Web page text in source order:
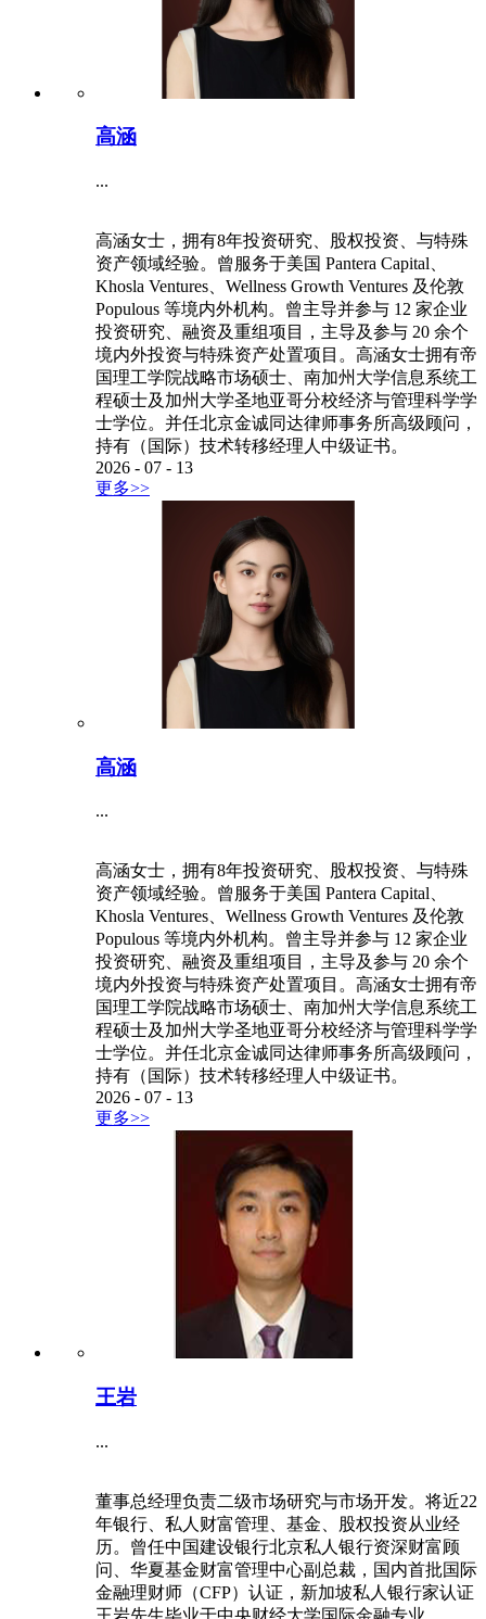
高涵
...
高涵女士，拥有8年投资研究、股权投资、与特殊
资产领域经验。曾服务于美国 Pantera Capital、
Khosla Ventures、Wellness Growth Ventures 及伦敦
Populous 等境内外机构。曾主导并参与 12 家企业
投资研究、融资及重组项目，主导及参与 20 余个
境内外投资与特殊资产处置项目。高涵女士拥有帝
国理工学院战略市场硕士、南加州大学信息系统工
程硕士及加州大学圣地亚哥分校经济与管理科学学
士学位。并任北京金诚同达律师事务所高级顾问，
持有（国际）技术转移经理人中级证书。
2026 - 07 - 13
更多>>
高涵
...
高涵女士，拥有8年投资研究、股权投资、与特殊
资产领域经验。曾服务于美国 Pantera Capital、
Khosla Ventures、Wellness Growth Ventures 及伦敦
Populous 等境内外机构。曾主导并参与 12 家企业
投资研究、融资及重组项目，主导及参与 20 余个
境内外投资与特殊资产处置项目。高涵女士拥有帝
国理工学院战略市场硕士、南加州大学信息系统工
程硕士及加州大学圣地亚哥分校经济与管理科学学
士学位。并任北京金诚同达律师事务所高级顾问，
持有（国际）技术转移经理人中级证书。
2026 - 07 - 13
更多>>
王岩
...
董事总经理负责二级市场研究与市场开发。将近22
年银行、私人财富管理、基金、股权投资从业经
历。曾任中国建设银行北京私人银行资深财富顾
问、华夏基金财富管理中心副总裁，国内首批国际
金融理财师（CFP）认证，新加坡私人银行家认证
王岩先生毕业于中央财经大学国际金融专业